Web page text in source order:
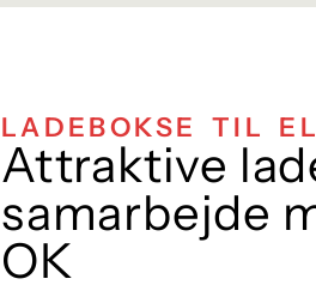
LADEBOKSE TIL
Attraktive
samarbejde
OK